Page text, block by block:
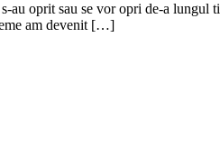
oprit sau se vor opri de-a lungul
am devenit […]